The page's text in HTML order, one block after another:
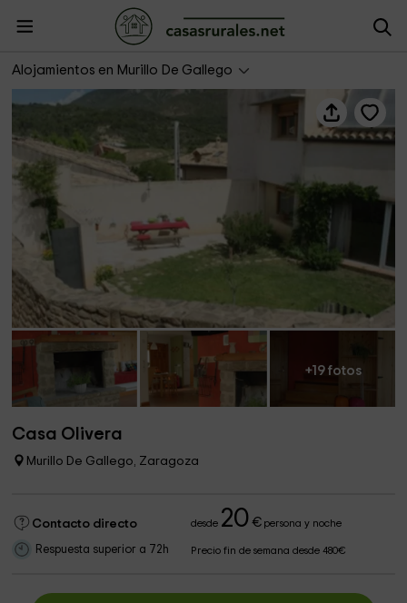
Alojamientos en Murillo De Gallego
+19 fotos
Casa Olivera
Murillo De Gallego, Zaragoza
Contacto directo desde 20 €persona y noche
Respuesta superior a 72h Precio fin de semana desde 480€